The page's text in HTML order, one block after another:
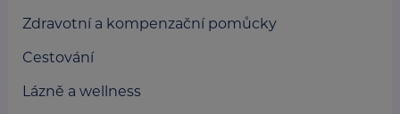
Zdravotní a kompenzační pomůcky
Cestování
Lázně a wellness